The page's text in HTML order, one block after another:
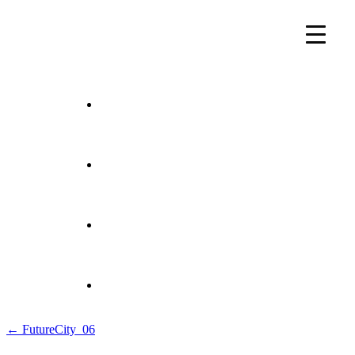
Beitragsnavigation
← FutureCity_06